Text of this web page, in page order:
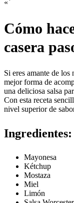
«`
Cómo
casera
Si eres amante de los
mejor forma de
una deliciosa salsa
Con esta receta
nivel superior de
Ingredientes:
Mayonesa
Kétchup
Mostaza
Miel
Limón